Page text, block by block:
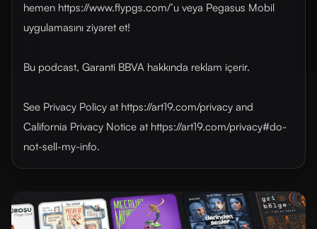
hemen https://www.flypgs.com/’u veya Pegasus Mobil
uygulamasını ziyaret et!
Bu podcast, Garanti BBVA hakkında reklam içerir.
See Privacy Policy at https://art19.com/privacy and
California Privacy Notice at https://art19.com/privacy#do-
not-sell-my-info.